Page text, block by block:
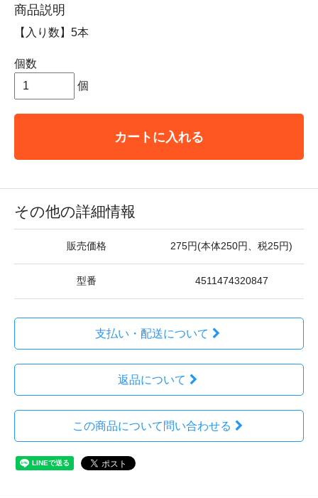
商品説明
【入り数】5本
個数
個
カートに入れる
その他の詳細情報
販売価格 275円(本体250円、税25円)
型番 4511474320847
支払い・配送について
返品について
この商品について問い合わせる